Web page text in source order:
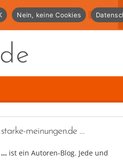
starke-meinungen.de …
… ist ein Autoren-Blog. Jede und
Nein, keine Cookies